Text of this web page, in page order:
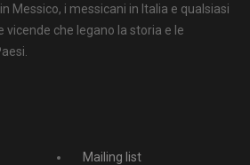
Messico, i messicani in Italia e qualsiasi
vicende che legano la storia e le
Mailing list